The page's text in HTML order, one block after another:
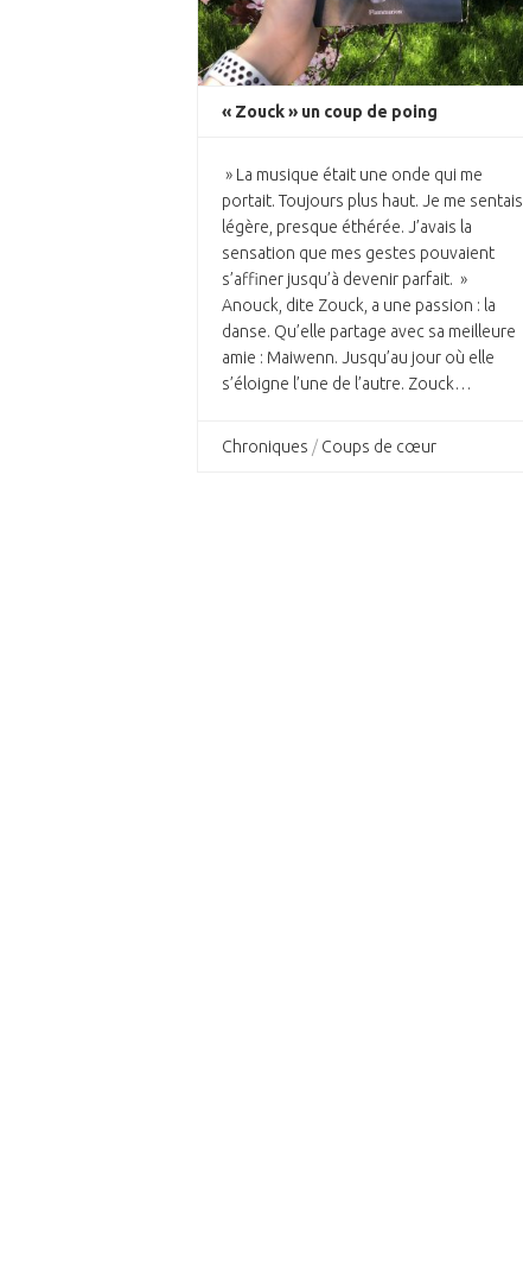
« Zouck » un coup de poing
» La musique était une onde qui me
portait. Toujours plus haut. Je me sentais
légère, presque éthérée. J’avais la
sensation que mes gestes pouvaient
s’affiner jusqu’à devenir parfait. »
Anouck, dite Zouck, a une passion : la
danse. Qu’elle partage avec sa meilleure
amie : Maiwenn. Jusqu’au jour où elle
s’éloigne l’une de l’autre. Zouck…
Chroniques / Coups de cœur